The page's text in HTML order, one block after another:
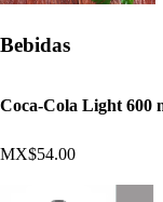
Bebidas
Coca-Cola Light 600
MX$54.00